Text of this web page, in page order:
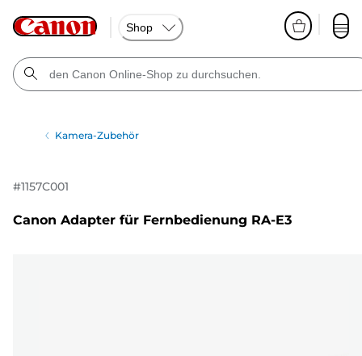
Shop
Kamera-Zubehör
#1157C001
Canon Adapter für Fernbedienung RA-E3